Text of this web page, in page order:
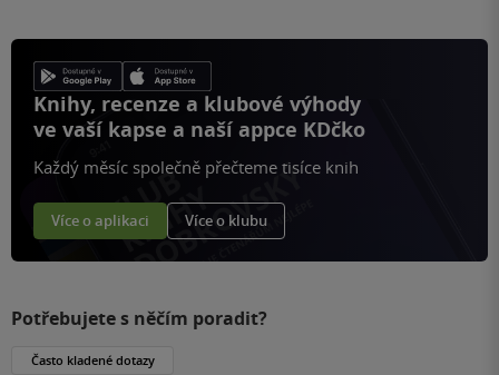
Knihy, recenze a klubové výhody
ve vaší kapse a naší appce KDčko
Každý měsíc společně přečteme tisíce knih
Více o aplikaci Více o klubu
Potřebujete s něčím poradit?
Často kladené dotazy